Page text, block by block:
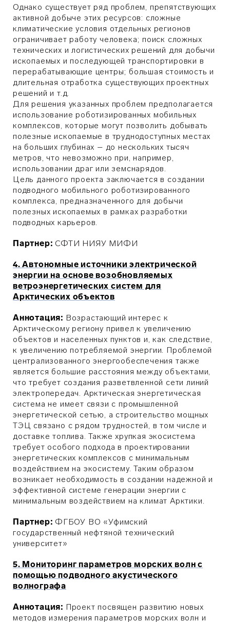
Однако существует ряд проблем, препятствующих
активной добыче этих ресурсов: сложные
климатические условия отдельных регионов
ограничивает работу человека; поиск сложных
технических и логистических решений для добычи
ископаемых и последующей транспортировки в
перерабатывающие центры; большая стоимость и
длительная отработка существующих проектных
решений и т.д.
Для решения указанных проблем предполагается
использование роботизированных мобильных
комплексов, которые могут позволить добывать
полезные ископаемые в труднодоступных местах
на больших глубинах – до нескольких тысяч
метров, что невозможно при, например,
использовании драг или земснарядов.
Цель данного проекта заключается в создании
подводного мобильного роботизированного
комплекса, предназначенного для добычи
полезных ископаемых в рамках разработки
подводных карьеров.
Партнер:СФТИ НИЯУ МИФИ
4. Автономные источники электрической
энергии на основе возобновляемых
ветроэнергетических систем для
Арктических объектов
Аннотация: Возрастающий интерес к
Арктическому региону привел к увеличению
объектов и населенных пунктов и, как следствие,
к увеличению потребляемой энергии. Проблемой
централизованного энергообеспечения также
является большие расстояния между объектами,
что требует создания разветвленной сети линий
электропередач. Арктическая энергетическая
система не имеет связи с промышленной
энергетической сетью, а строительство мощных
ТЭЦ связано с рядом трудностей, в том числе и
доставке топлива. Также хрупкая экосистема
требует особого подхода в проектировании
энергетических комплексов с минимальным
воздействием на экосистему. Таким образом
возникает необходимость в создании надежной и
эффективной системе генерации энергии с
минимальным воздействием на климат Арктики.
Партнер: ФГБОУ ВО «Уфимский
государственный нефтяной технический
университет»
5. Мониторинг параметров морских волн с
помощью подводного акустического
волнографа
Аннотация: Проект посвящен развитию новых
методов измерения параметров морских волн и